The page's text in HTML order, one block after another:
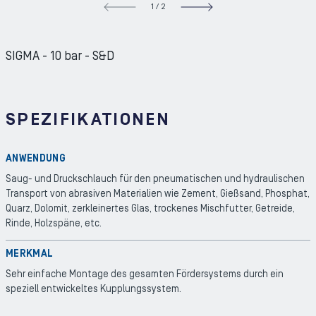
1 / 2 NEXT
SIGMA - 10 bar - S&D
SPEZIFIKATIONEN
ANWENDUNG
Saug- und Druckschlauch für den pneumatischen und hydraulischen
Transport von abrasiven Materialien wie Zement, Gießsand, Phosphat,
Quarz, Dolomit, zerkleinertes Glas, trockenes Mischfutter, Getreide,
Rinde, Holzspäne, etc.
MERKMAL
Sehr einfache Montage des gesamten Fördersystems durch ein
speziell entwickeltes Kupplungssystem.